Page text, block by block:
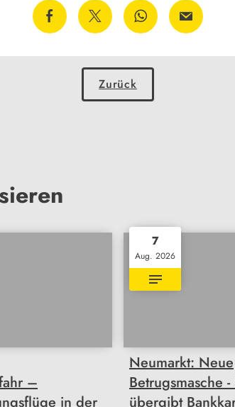
Zurück
–
in der
7
Aug. 2026
Neumarkt: Neue
Betrugsmasche
übergibt